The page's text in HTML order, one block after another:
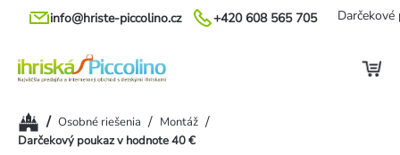
Prejsť
+420 608 565 705
info@hriste-piccolino.cz Darčekové
Domov
/ Osobné riešenia / Montáž /
Darčekový poukaz v hodnote 40 €